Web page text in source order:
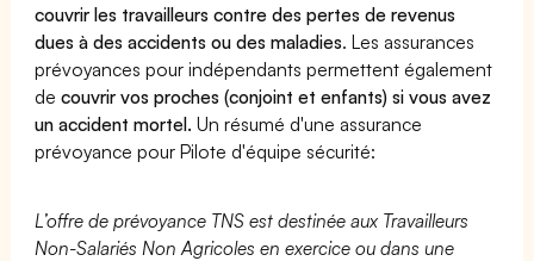
couvrir les travailleurs contre des pertes de revenus
dues à des accidents ou des maladies. Les assurances
prévoyances pour indépendants permettent également
decouvrir vos proches (conjoint et enfants) si vous avez
un accident mortel. Un résumé d'une assurance
prévoyance pour Pilote d'équipe sécurité:
L’offre de prévoyance TNS est destinée aux Travailleurs
Non-Salariés Non Agricoles en exercice ou dans une